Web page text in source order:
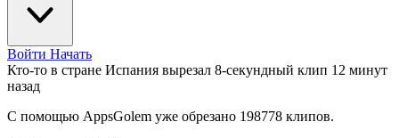
Войти Начать
Кто-то в стране Испания вырезал 8-секундный клип 12 минут
назад
С помощью AppsGolem уже обрезано 198778 клипов.